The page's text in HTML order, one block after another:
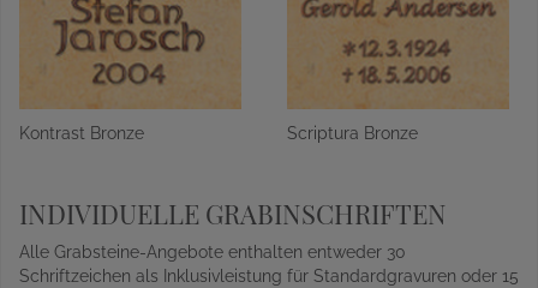
Kontrast Bronze Scriptura Bronze
INDIVIDUELLE GRABINSCHRIFTEN
Alle Grabsteine-Angebote enthalten entweder 30
Schriftzeichen als Inklusivleistung für Standardgravuren oder 15